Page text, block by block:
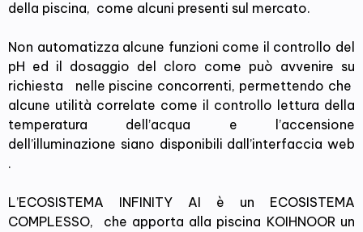
della piscina, come alcuni presenti sul mercato.
Non automatizza alcune funzioni come il controllo del
pH ed il dosaggio del cloro come può avvenire su
richiesta nelle piscine concorrenti, permettendo che
alcune utilità correlate come il controllo lettura della
temperatura dell’acqua e l’accensione
dell’illuminazione siano disponibili dall’interfaccia web
.
L’ECOSISTEMA INFINITY AI è un ECOSISTEMA
COMPLESSO, che apporta alla piscina KOIHNOOR un